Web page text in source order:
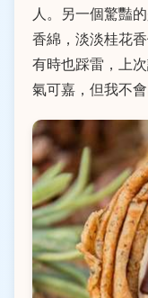
人。另一個驚豔
香綿，淡淡桂花
有時也踩雷，上
氣可嘉，但我不